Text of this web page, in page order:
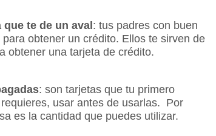
te de un aval : tus padres con buen
obtener un crédito. Ellos te sirven de
obtener una tarjeta de crédito.
: son tarjetas que tu primero
usar antes de usarlas. Por
es la cantidad que puedes utilizar.